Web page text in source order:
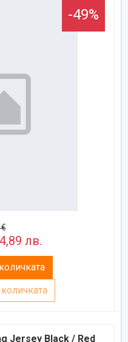
-49%
лв.
Jersey Black / Red